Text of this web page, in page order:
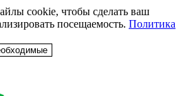
cookie, чтобы сделать ваш
посещаемость. Политика